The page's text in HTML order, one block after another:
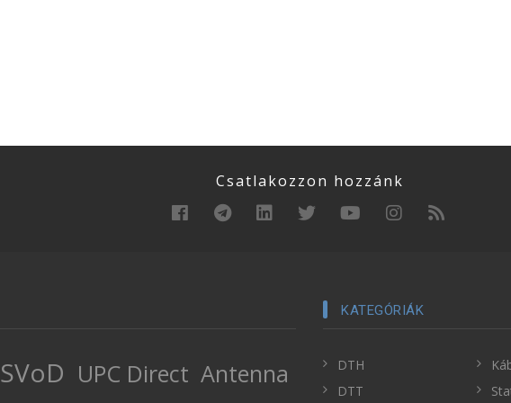
Csatlakozzon hozzánk
SVoD UPC Direct Antenna
KATEGÓRIÁK
DTH
DTT